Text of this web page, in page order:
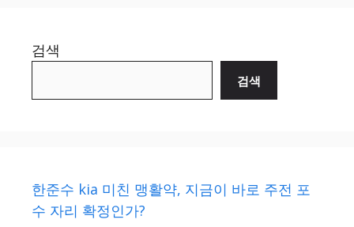
검색
검색
한준수 kia 미친 맹활약, 지금이 바로 주전 포
수 자리 확정인가?